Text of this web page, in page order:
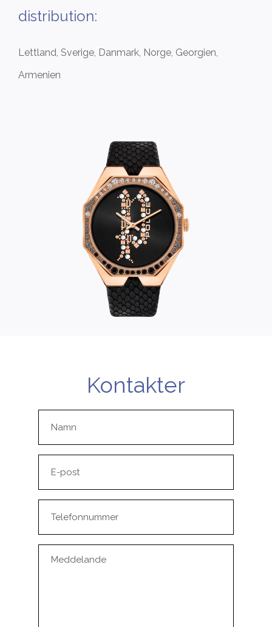
distribution:
Lettland, Sverige, Danmark, Norge, Georgien,
Armenien
Kontakter